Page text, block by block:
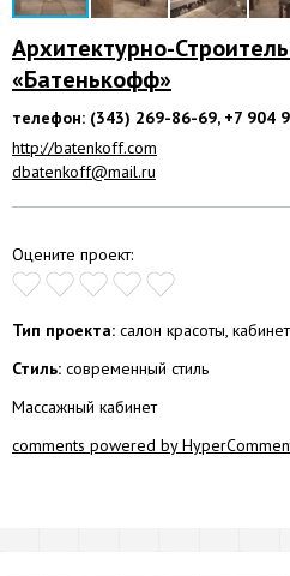
Архитектурно-
«Батенькофф»
телефон: (343) 269-86-69, +7 904
http://batenkoff.com
dbatenkoff@mail.ru
Оцените проект:
Тип проекта: салон красоты, кабинет
Стиль: современный стиль
Массажный кабинет
comments powered by